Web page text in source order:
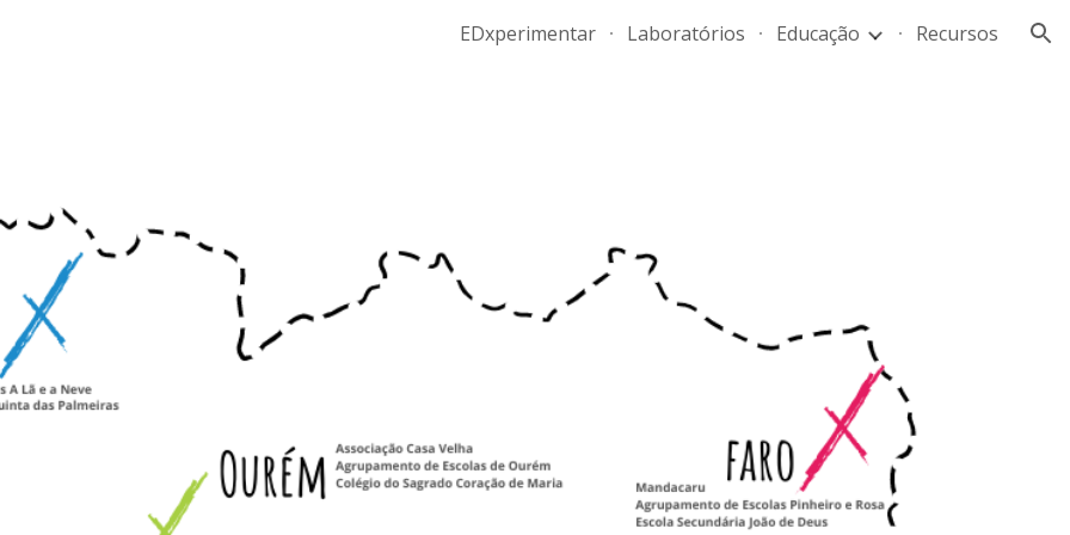
Skip to navigation
EDxperimentar Laboratórios Educação Recursos